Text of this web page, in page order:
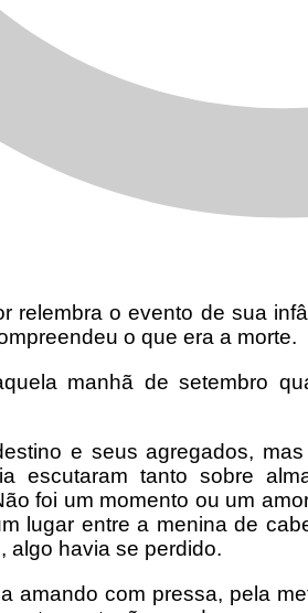
relembra o evento de sua
o que era a morte.
manhã de setembro
e seus agregados,
escutaram tanto sobre
foi um momento ou um
lugar entre a menina de
algo havia se perdido.
amando com pressa, pela